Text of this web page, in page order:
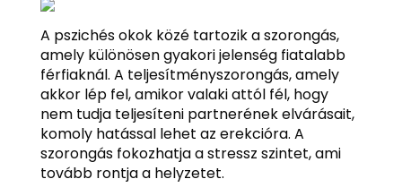
A pszichés okok közé tartozik a szorongás,
amely különösen gyakori jelenség fiatalabb
férfiaknál. A teljesítményszorongás, amely
akkor lép fel, amikor valaki attól fél, hogy
nem tudja teljesíteni partnerének elvárásait,
komoly hatással lehet az erekcióra. A
szorongás fokozhatja a stressz szintet, ami
tovább rontja a helyzetet.